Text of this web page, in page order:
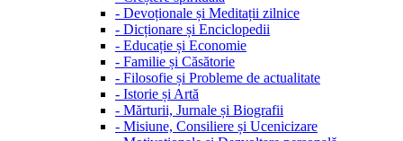
- Devoționale și Meditații zilnice
- Dicționare și Enciclopedii
- Educație și Economie
- Familie și Căsătorie
- Filosofie și Probleme de actualitate
- Istorie și Artă
- Mărturii, Jurnale și Biografii
- Misiune, Consiliere și Ucenicizare